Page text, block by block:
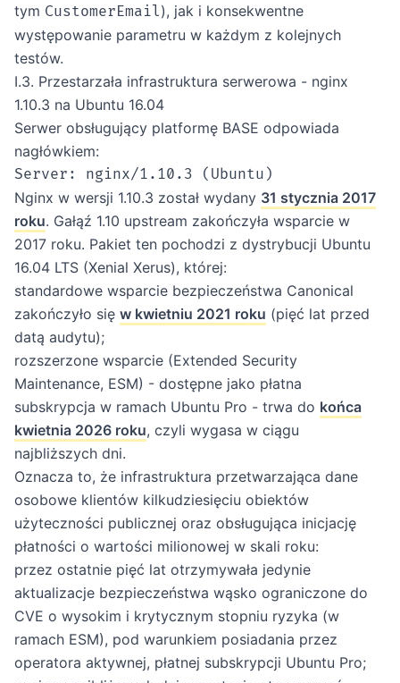
tym CustomerEmail), jak i konsekwentne
występowanie parametru w każdym z kolejnych
testów.
I.3. Przestarzała infrastruktura serwerowa - nginx
1.10.3 na Ubuntu 16.04
Serwer obsługujący platformę BASE odpowiada
nagłówkiem:
Nginx w wersji 1.10.3 został wydany 31 stycznia 2017
roku. Gałąź 1.10 upstream zakończyła wsparcie w
2017 roku. Pakiet ten pochodzi z dystrybucji Ubuntu
16.04 LTS (Xenial Xerus), której:
standardowe wsparcie bezpieczeństwa Canonical
zakończyło się w kwietniu 2021 roku (pięć lat przed
datą audytu);
rozszerzone wsparcie (Extended Security
Maintenance, ESM) - dostępne jako płatna
subskrypcja w ramach Ubuntu Pro - trwa do końca
kwietnia 2026 roku, czyli wygasa w ciągu
najbliższych dni.
Oznacza to, że infrastruktura przetwarzająca dane
osobowe klientów kilkudziesięciu obiektów
użyteczności publicznej oraz obsługująca inicjację
płatności o wartości milionowej w skali roku:
przez ostatnie pięć lat otrzymywała jedynie
aktualizacje bezpieczeństwa wąsko ograniczone do
CVE o wysokim i krytycznym stopniu ryzyka (w
ramach ESM), pod warunkiem posiadania przez
operatora aktywnej, płatnej subskrypcji Ubuntu Pro;